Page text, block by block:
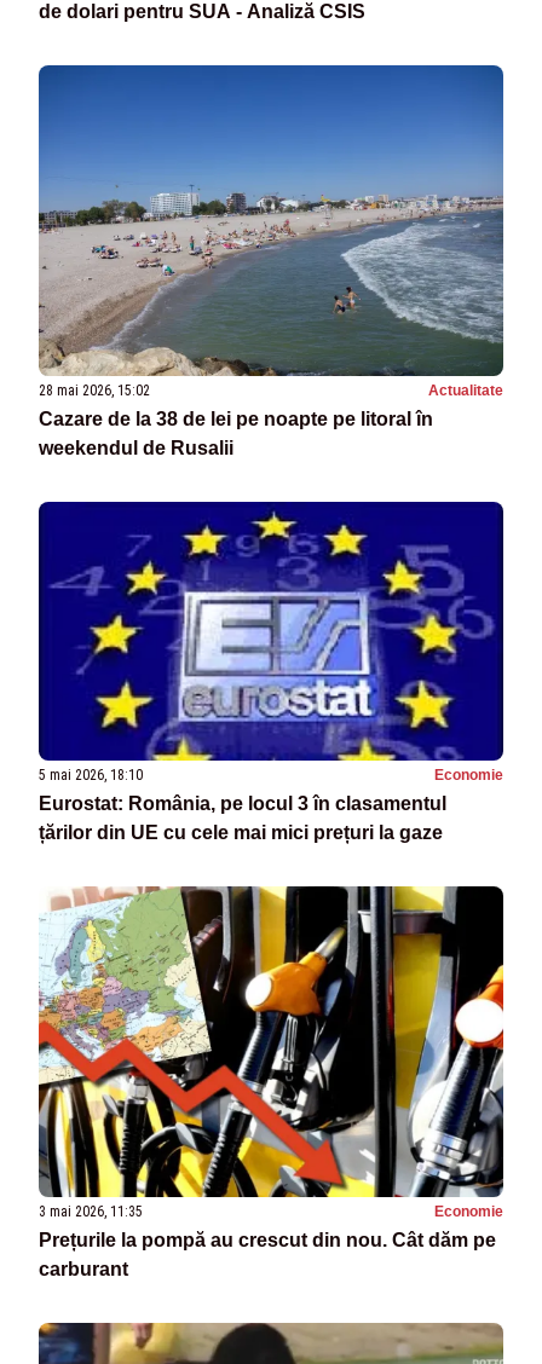
de dolari pentru SUA - Analiză CSIS
28 mai 2026, 15:02 Actualitate
Cazare de la 38 de lei pe noapte pe litoral în
weekendul de Rusalii
5 mai 2026, 18:10 Economie
Eurostat: România, pe locul 3 în clasamentul
țărilor din UE cu cele mai mici prețuri la gaze
3 mai 2026, 11:35 Economie
Prețurile la pompă au crescut din nou. Cât dăm pe
carburant